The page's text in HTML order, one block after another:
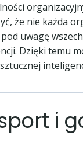
że nie każda
uwagę
Dzięki temu
i